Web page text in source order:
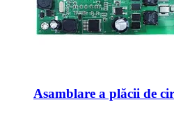
Asamblare a plăcii de